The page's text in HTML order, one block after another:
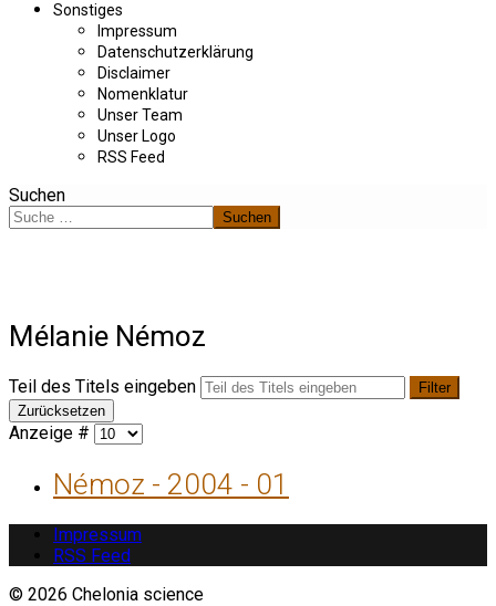
Sonstiges
Impressum
Datenschutzerklärung
Disclaimer
Nomenklatur
Unser Team
Unser Logo
RSS Feed
Suchen
Suchen
Mélanie Némoz
Teil des Titels eingeben
Filter
Zurücksetzen
Anzeige #
Némoz - 2004 - 01
Impressum
RSS Feed
© 2026 Chelonia science